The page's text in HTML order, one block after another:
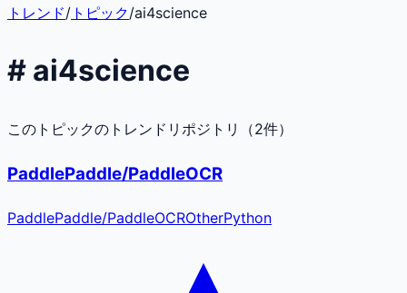
トレンド/ トピック/ai4science
# ai4science
このトピックのトレンドリポジトリ（2件）
PaddlePaddle/PaddleOCR
PaddlePaddle/PaddleOCROtherPython